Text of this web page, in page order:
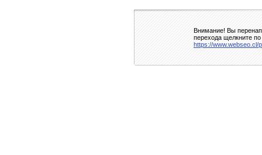
Внимание! Вы
перехода щелкните
https://www.webseo.cl/